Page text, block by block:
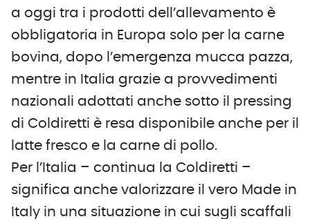
a oggi tra i prodotti dell’allevamento è
obbligatoria in Europa solo per la carne
bovina, dopo l’emergenza mucca pazza,
mentre in Italia grazie a provvedimenti
nazionali adottati anche sotto il pressing
di Coldiretti è resa disponibile anche per il
latte fresco e la carne di pollo.
Per l’Italia – continua la Coldiretti –
significa anche valorizzare il vero Made in
Italy in una situazione in cui sugli scaffali